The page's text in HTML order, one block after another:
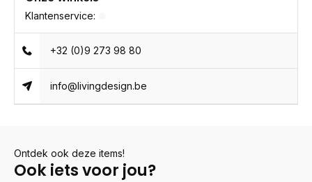
Klantenservice:
+32 (0)9 273 98 80
info@livingdesign.be
Ontdek ook deze items!
Ook iets voor jou?